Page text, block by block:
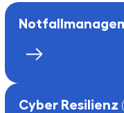
Cyber Resilienz